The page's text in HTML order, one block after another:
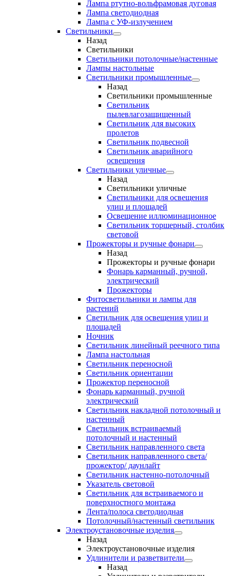
Лампа ртутно-вольфрамовая дуговая
Лампа светодиодная
Лампа с УФ-излучением
Светильники
Назад
Светильники
Светильники потолочные/настенные
Лампы настольные
Светильники промышленные
Назад
Светильники промышленные
Светильник
пылевлагозащищенный
Светильник для высоких
пролетов
Светильник подвесной
Светильник аварийного
освещения
Светильники уличные
Назад
Светильники уличные
Светильники для освещения
улиц и площадей
Освещение иллюминационное
Светильник торшерный, столбик
световой
Прожекторы и ручные фонари
Назад
Прожекторы и ручные фонари
Фонарь карманный, ручной,
электрический
Прожекторы
Фитосветильники и лампы для
растений
Светильник для освещения улиц и
площадей
Ночник
Светильник линейный реечного типа
Лампа настольная
Светильник переносной
Светильник ориентации
Прожектор переносной
Фонарь карманный, ручной
электрический
Светильник накладной потолочный и
настенный
Светильник встраиваемый
потолочный и настенный
Светильник направленного света
Светильник направленного света/
прожектор/ даунлайт
Светильник настенно-потолочный
Указатель световой
Светильник для встраиваемого и
поверхностного монтажа
Лента/полоса светодиодная
Потолочный/настенный светильник
Электроустановочные изделия
Назад
Электроустановочные изделия
Удлинители и разветвители
Назад